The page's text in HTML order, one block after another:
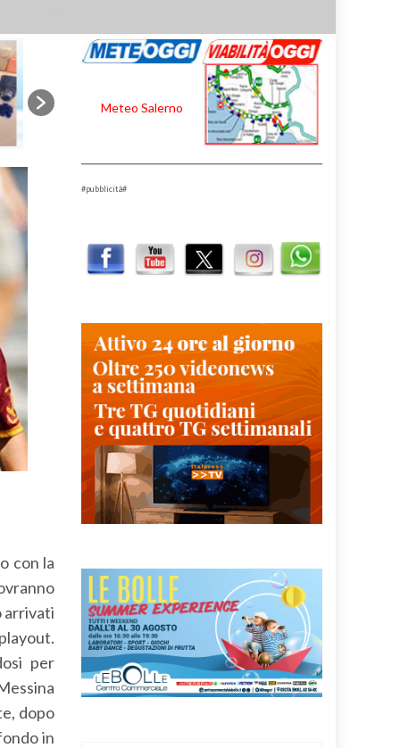
con la
arrivati
per
dopo
in
Meteo Salerno
#pubblicità#